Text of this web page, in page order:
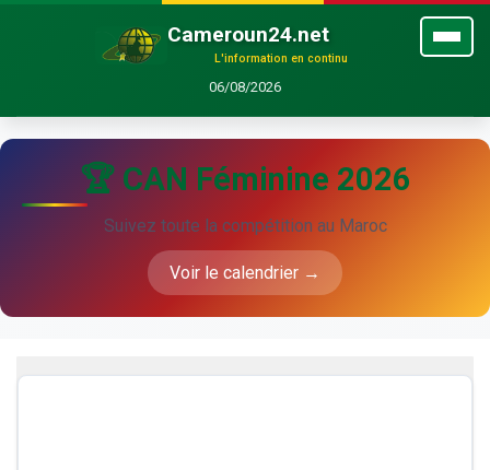
Cameroun24.net
L'information en continu
06/08/2026
🏆 CAN Féminine 2026
Suivez toute la compétition au Maroc
Voir le calendrier →